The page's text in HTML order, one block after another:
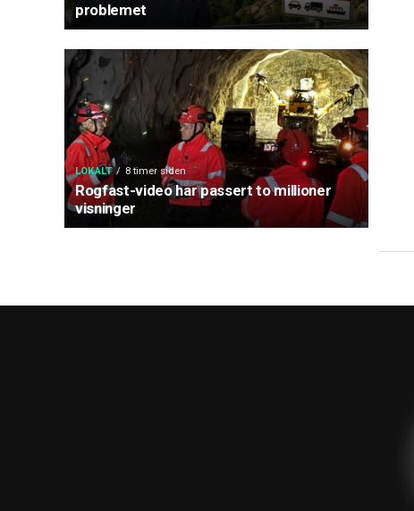
problemet
LOKALT 8 timer siden
Rogfast-video har passert to millioner
visninger